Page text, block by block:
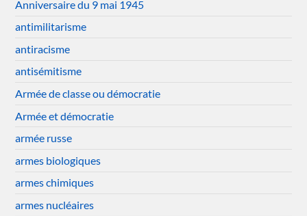
Anniversaire du 9 mai 1945
antimilitarisme
antiracisme
antisémitisme
Armée de classe ou démocratie
Armée et démocratie
armée russe
armes biologiques
armes chimiques
armes nucléaires